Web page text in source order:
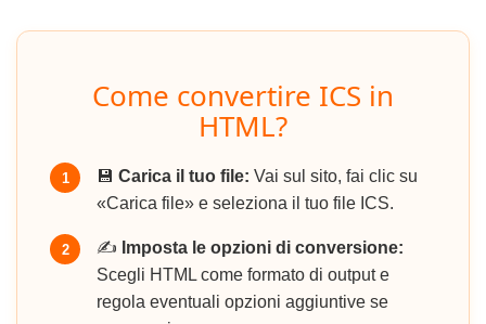
Come convertire ICS in
HTML?
1 💾 Carica il tuo file: Vai sul sito, fai clic su
«Carica file» e seleziona il tuo file ICS.
2 ✍️ Imposta le opzioni di conversione:
Scegli HTML come formato di output e
regola eventuali opzioni aggiuntive se